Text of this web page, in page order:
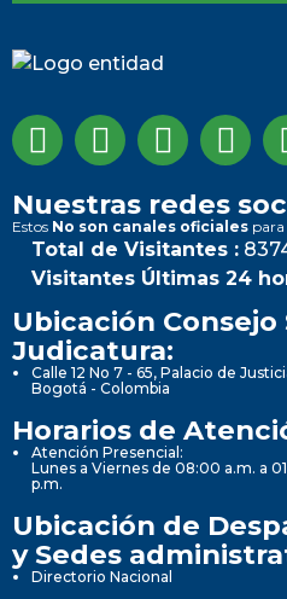
Nuestras redes
Estos No son canales oficiales
Total de Visitantes :
Visitantes Últimas 24
Ubicación
Judicatura:
Calle 12 No 7 - 65, Palacio de
Bogotá - Colombia
Horarios de
Atención Presencial:
Lunes a Viernes de 08:00 a.m. a
p.m.
Ubicación de
y Sedes
Directorio Nacional